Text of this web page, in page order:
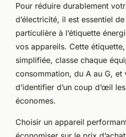
Pour réduire durablement
d’électricité, il est essentiel
particulière à l’étiquette
vos appareils. Cette
simplifiée, classe chaque
consommation, du A au G, et
d’identifier d’un coup d’œil
économes.
Choisir un appareil